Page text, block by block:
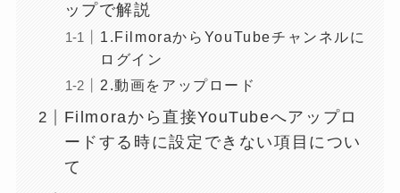
ップで解説
1.FilmoraからYouTubeチャンネルに
ログイン
2.動画をアップロード
Filmoraから直接YouTubeへアップロ
ードする時に設定できない項目につい
て